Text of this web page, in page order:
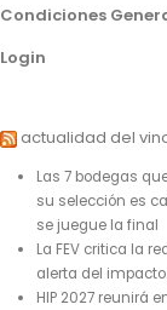
Condiciones
Login
actualidad del
Las 7 bodegas
su selección es
se juegue la final
La FEV critica la
alerta del
HIP 2027 reunirá